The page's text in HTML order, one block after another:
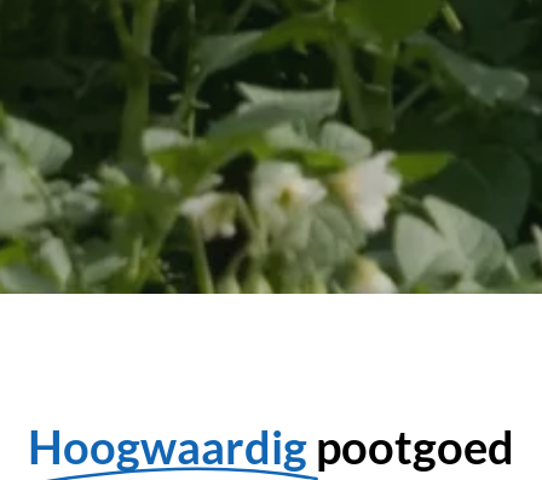
Hoogwaardig pootgoed